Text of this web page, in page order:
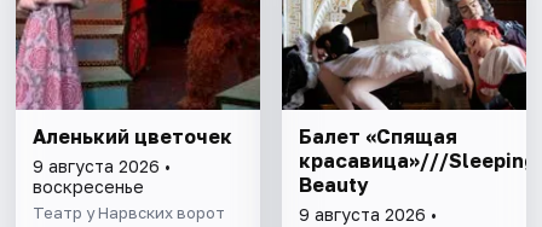
Аленький цветочек
9 августа 2026 •
воскресенье
Театр у Нарвских ворот
Балет «Спящая
красавица»///Sleeping
Beauty
9 августа 2026 •